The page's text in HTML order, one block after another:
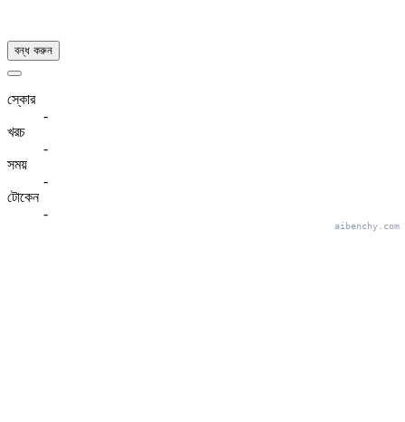
বন্ধ করুন
স্কোর
-
খরচ
-
সময়
-
টোকেন
-